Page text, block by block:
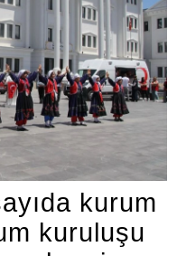
kurum
kuruluşu